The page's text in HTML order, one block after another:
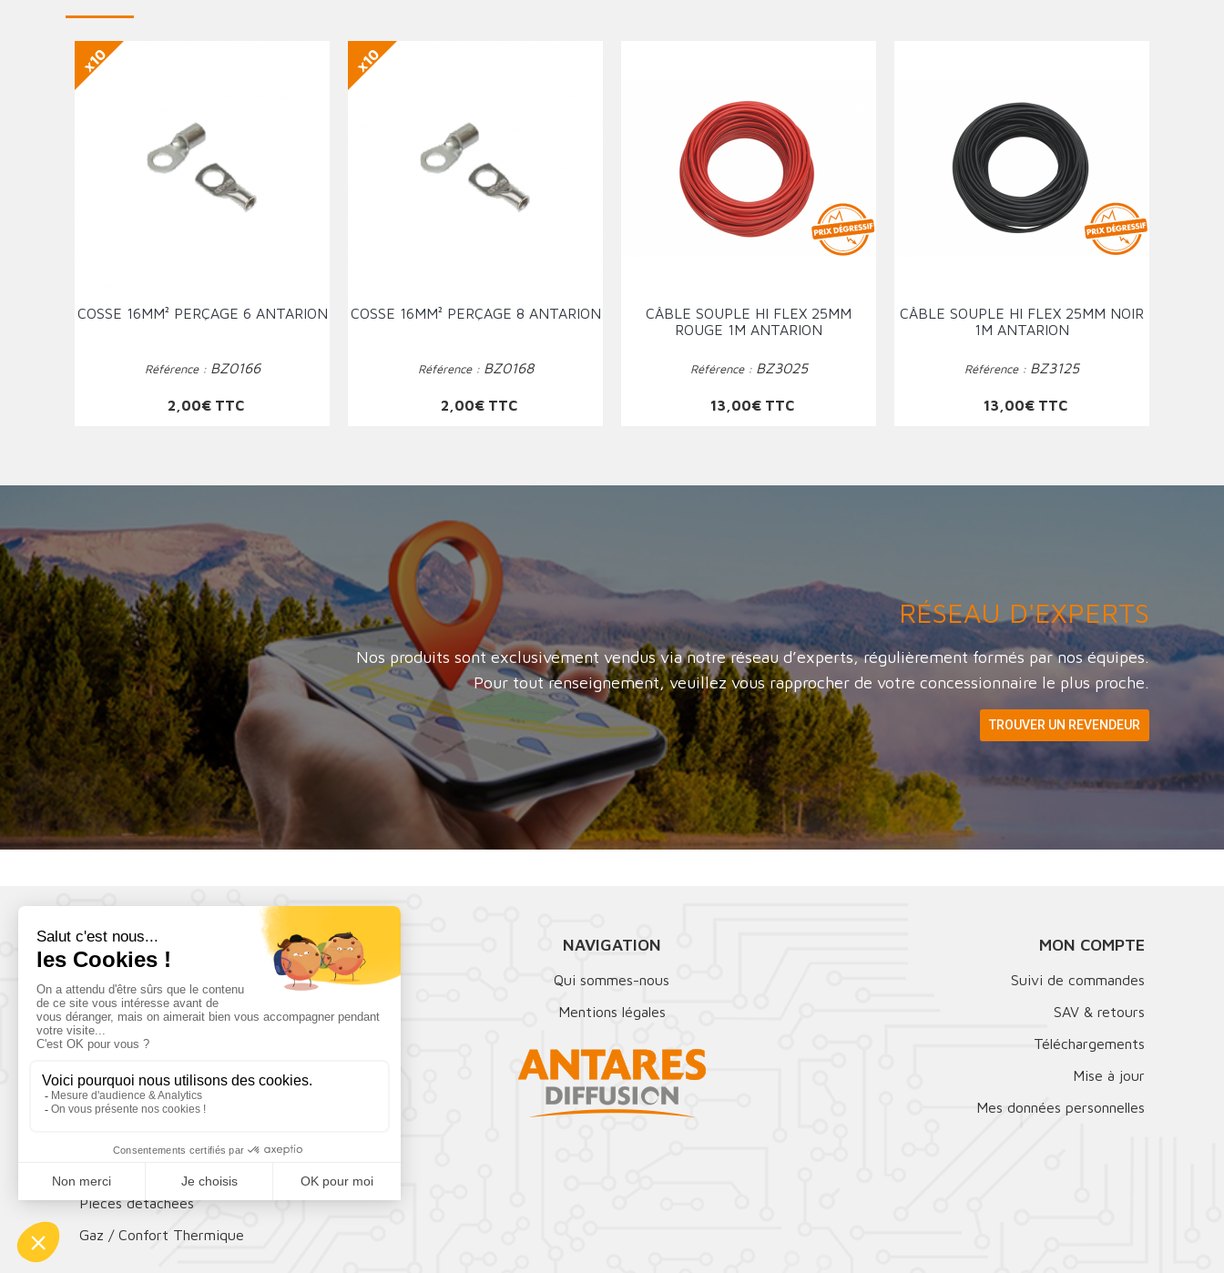
COSSE 16MM² PERÇAGE 6 ANTARION
Référence : BZ0166
Prix
2,00€ TTC
x10
COSSE 16MM² PERÇAGE 8 ANTARION
Référence : BZ0168
Prix
2,00€ TTC
x10
CÂBLE SOUPLE HI FLEX 25MM
ROUGE 1M ANTARION
Référence : BZ3025
Prix
13,00€ TTC
CÂBLE SOUPLE HI FLEX 25MM NOIR
1M ANTARION
Référence : BZ3125
Prix
13,00€ TTC
RÉSEAU D'EXPERTS
Nos produits sont exclusivement vendus via notre réseau d’experts, régulièrement formés par nos équipes.
Pour tout renseignement, veuillez vous rapprocher de votre concessionnaire le plus proche.
TROUVER UN REVENDEUR
CATÉGORIES
Télévisions
Sécurité
Batteries
Convertisseurs/chargeurs
Pièces détachées
Gaz / Confort Thermique
NAVIGATION
Qui sommes-nous
Mentions légales
MON COMPTE
Suivi de commandes
SAV & retours
Téléchargements
Mise à jour
Mes données personnelles